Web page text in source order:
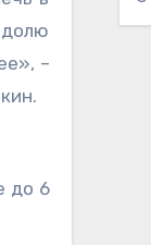
–
до 6